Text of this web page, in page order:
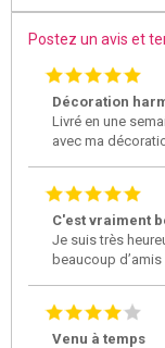
Postez un avis et
Décoration
Livré en une
avec ma
C'est vraiment
Je suis très
beaucoup d’amis
Venu à temps